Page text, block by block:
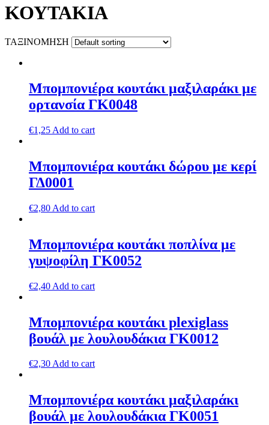
ΚΟΥΤΑΚΙΑ
ΤΑΞΙΝΟΜΗΣΗ
Μπομπονιέρα κουτάκι μαξιλαράκι με
ορτανσία ΓΚ0048
€1,25 Add to cart
Μπομπονιέρα κουτάκι δώρου με κερί
ΓΔ0001
€2,80 Add to cart
Μπομπονιέρα κουτάκι ποπλίνα με
γυψοφίλη ΓΚ0052
€2,40 Add to cart
Μπομπονιέρα κουτάκι plexiglass
βουάλ με λουλουδάκια ΓΚ0012
€2,30Add to cart
Μπομπονιέρα κουτάκι μαξιλαράκι
βουάλ με λουλουδάκια ΓΚ0051